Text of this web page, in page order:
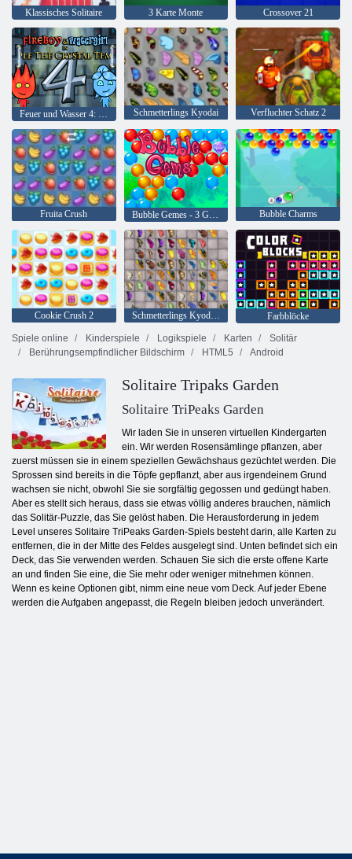
Klassisches Solitaire 3 Karte Monte Crossover 21
Schmetterlings Kyodai Verfluchter Schatz 2
Fruita Crush Bubble Gemes - 3 Gewinnt Bubble Charms
Cookie Crush 2 Schmetterlings Kyodai HD
Farbblöcke
Spiele online
Kinderspiele Logikspiele Karten
Solitär
Berührungsempfindlicher Bildschirm
HTML5 Android
Solitaire Tripaks Garden
Solitaire TriPeaks Garden
Wir laden Sie in unseren virtuellen Kindergarten
ein. Wir werden Rosensämlinge pflanzen, aber
zuerst müssen sie in einem speziellen Gewächshaus gezüchtet werden. Die
Sprossen sind bereits in die Töpfe gepflanzt, aber aus irgendeinem Grund
wachsen sie nicht, obwohl Sie sie sorgfältig gegossen und gedüngt haben.
Aber es stellt sich heraus, dass sie etwas völlig anderes brauchen, nämlich
das Solitär-Puzzle, das Sie gelöst haben. Die Herausforderung in jedem
Level unseres Solitaire TriPeaks Garden-Spiels besteht darin, alle Karten zu
entfernen, die in der Mitte des Feldes ausgelegt sind. Unten befindet sich ein
Deck, das Sie verwenden werden. Schauen Sie sich die erste offene Karte
an und finden Sie eine, die Sie mehr oder weniger mitnehmen können.
Wenn es keine Optionen gibt, nimm eine neue vom Deck. Auf jeder Ebene
werden die Aufgaben angepasst, die Regeln bleiben jedoch unverändert.